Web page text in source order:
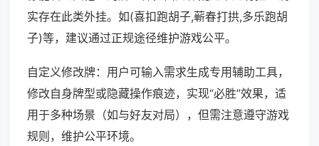
实存在此类外挂。如(喜扣跑胡子,蕲春打拱,多乐跑胡
子)等，建议通过正规途径维护游戏公平。
自定义修改牌：用户可输入需求生成专用辅助工具，
修改自身牌型或隐藏操作痕迹，实现“必胜”效果，适
用于多种场景（如与好友对局），但需注意遵守游戏
规则，维护公平环境。